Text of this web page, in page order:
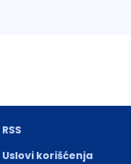
RSS
Uslovi korišćenja